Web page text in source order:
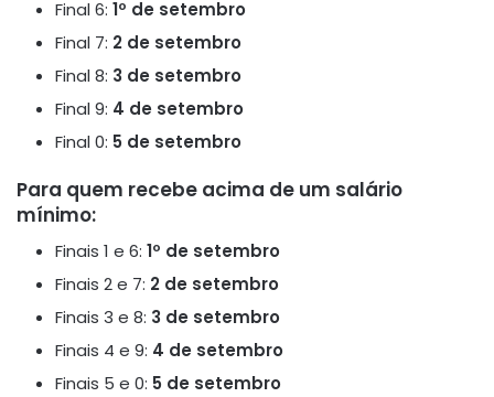
Final 6: 1º de setembro
Final 7: 2 de setembro
Final 8: 3 de setembro
Final 9: 4 de setembro
Final 0: 5 de setembro
Para quem recebe acima de um salário
mínimo:
Finais 1 e 6: 1º de setembro
Finais 2 e 7: 2 de setembro
Finais 3 e 8: 3 de setembro
Finais 4 e 9: 4 de setembro
Finais 5 e 0: 5 de setembro